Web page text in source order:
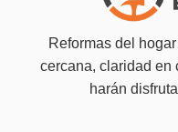
Reformas del
cercana, claridad en
harán